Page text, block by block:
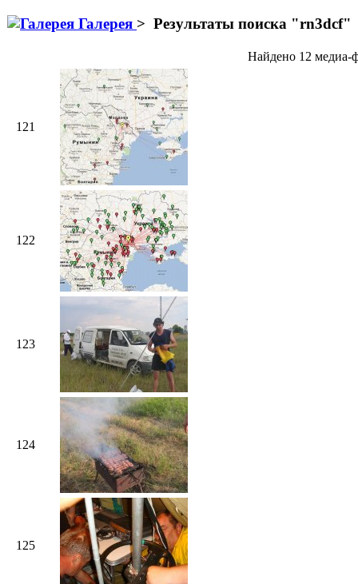
Галерея > Результаты поиска "rn3dcf"
Найдено 12 медиа-
121
122
123
124
125